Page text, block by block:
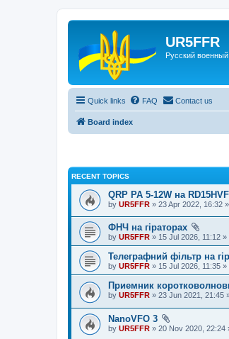
UR5FFR
Русский
Quick links FAQ Contact us
Board index
RECENT TOPICS
QRP PA 5-12W на
by UR5FFR » 23 Apr 2022, 16:32
ФНЧ на гіраторах
by UR5FFR » 15 Jul 2026, 11:12 »
Телеграфний фільтр на
by UR5FFR » 15 Jul 2026, 11:35 »
Приемник
by UR5FFR » 23 Jun 2021, 21:45
NanoVFO 3
by UR5FFR » 20 Nov 2020, 22:24